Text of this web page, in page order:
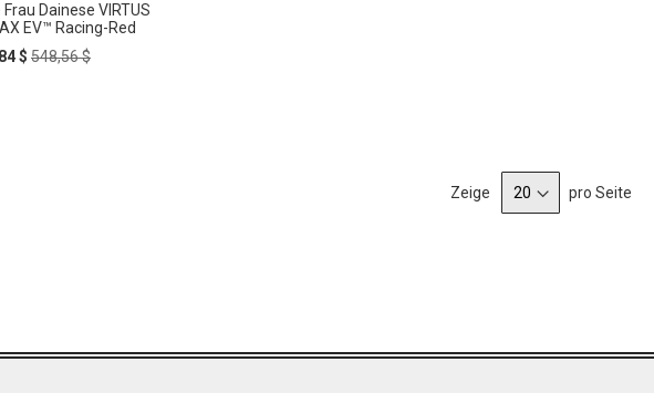
Dainese VIRTUS
EV™ Racing-Red
$ Regular
548,56 $
Zeige pro Seite